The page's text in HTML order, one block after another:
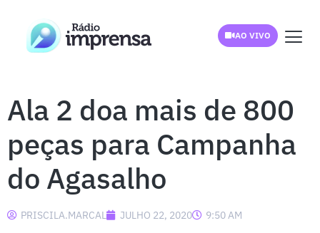
AO VIVO
Ala 2 doa mais de 800
peças para Campanha
do Agasalho
PRISCILA.MARCAL JULHO 22, 2020 9:50 AM